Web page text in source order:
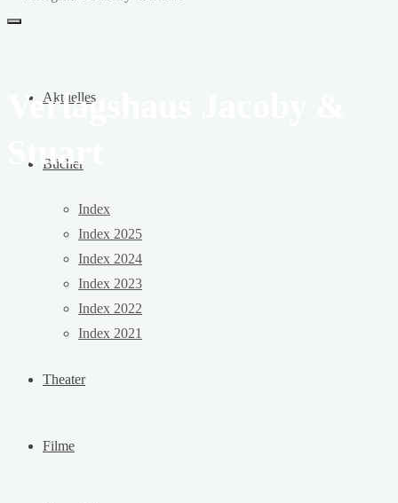
Aktuelles
Bücher
Index
Index 2025
Index 2024
Index 2023
Index 2022
Index 2021
Theater
Filme
Verlagshaus Jacoby &
Stuart